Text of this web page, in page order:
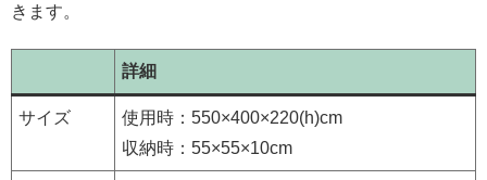
きます。
詳細
サイズ
使用時：550×400×220(h)cm
収納時：55×55×10cm